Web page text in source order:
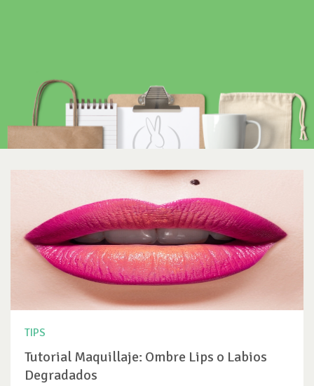
TIPS
Tutorial Maquillaje: Ombre Lips o Labios
Degradados